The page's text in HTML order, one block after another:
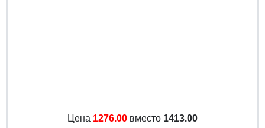
Цена 1276.00 вместо 1413.00